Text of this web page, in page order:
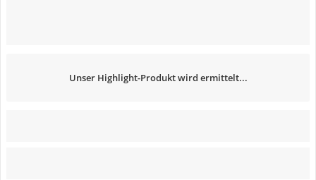
Unser Highlight-Produkt wird ermittelt...